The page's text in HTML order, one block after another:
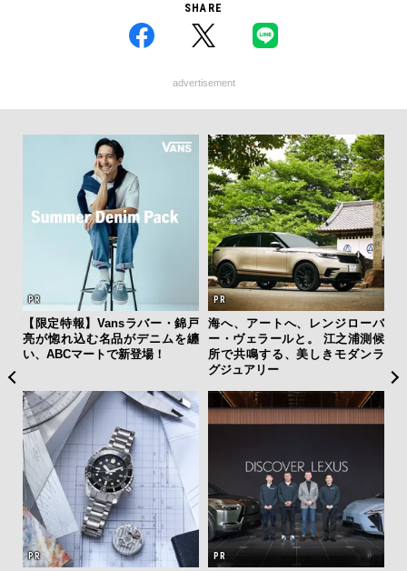
SHARE
advertisement
【限定特報】Vansラバー・錦戸
亮が惚れ込む名品がデニムを纏
い、ABCマートで新登場！
海へ、アートへ、レンジローバ
ー・ヴェラールと。 江之浦測候
所で共鳴する、美しきモダンラ
グジュアリー